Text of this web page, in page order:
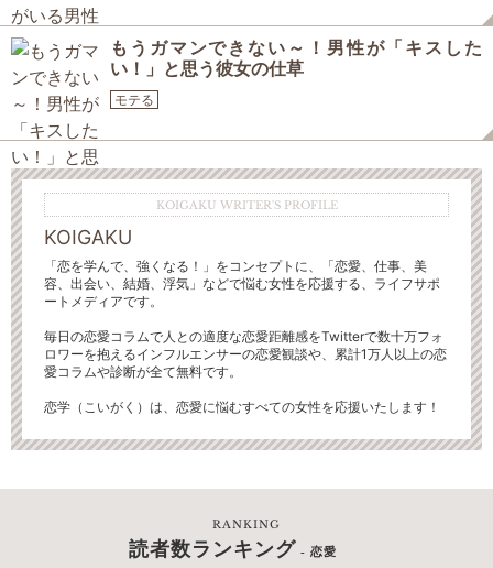
もうガマンできない～！男性が「キスした
い！」と思う彼女の仕草
モテる
KOIGAKU WRITER'S PROFILE
KOIGAKU
「恋を学んで、強くなる！」をコンセプトに、「恋愛、仕事、美
容、出会い、結婚、浮気」などで悩む女性を応援する、ライフサポ
ートメディアです。
毎日の恋愛コラムで人との適度な恋愛距離感をTwitterで数十万フォ
ロワーを抱えるインフルエンサーの恋愛観談や、累計1万人以上の恋
愛コラムや診断が全て無料です。
恋学（こいがく）は、恋愛に悩むすべての女性を応援いたします！
RANKING
読者数ランキング - 恋愛